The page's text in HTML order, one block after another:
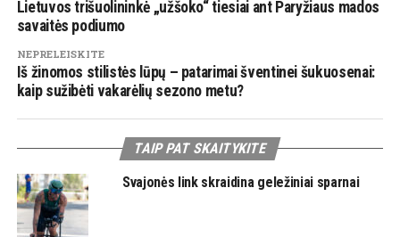
Lietuvos trišuolininkė „užšoko“ tiesiai ant Paryžiaus mados
savaitės podiumo
NEPRELEISKITE
Iš žinomos stilistės lūpų – patarimai šventinei šukuosenai:
kaip sužibėti vakarėlių sezono metu?
TAIP PAT SKAITYKITE
Svajonės link skraidina geležiniai sparnai